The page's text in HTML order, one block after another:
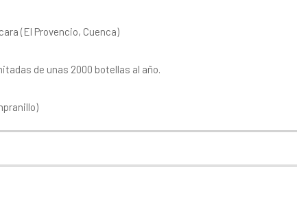
(El Provencio, Cuenca)
de unas 2000 botellas al año.